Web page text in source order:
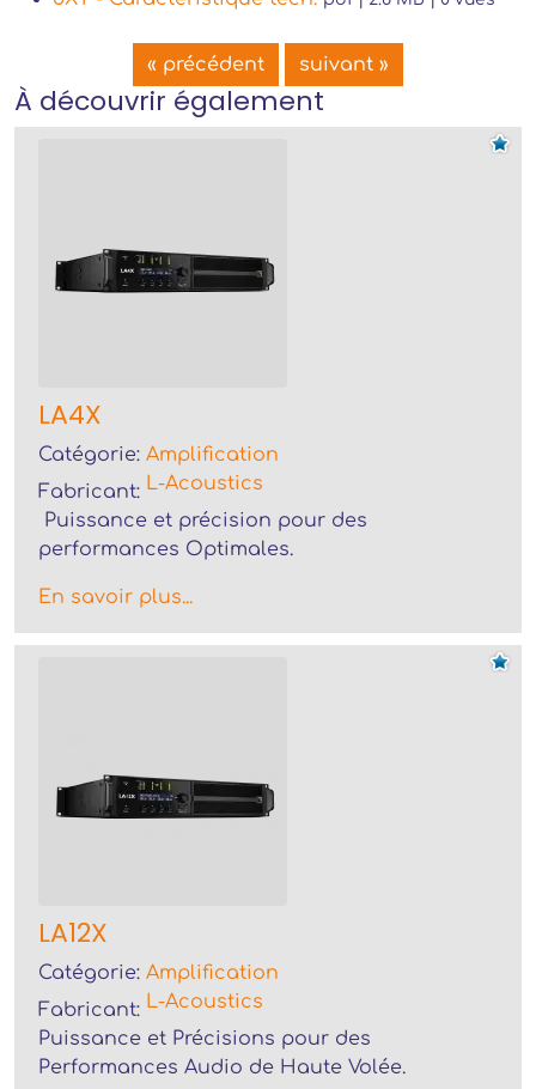
« précédent suivant »
À découvrir également
LA4X
Catégorie: Amplification
Fabricant: L-Acoustics
Puissance et précision pour des
performances Optimales.
En savoir plus...
LA12X
Catégorie: Amplification
Fabricant: L-Acoustics
Puissance et Précisions pour des
Performances Audio de Haute Volée.